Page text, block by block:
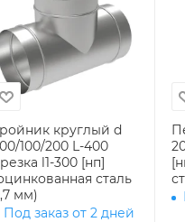
круглый d
100/200 L-400
l1-300 [нп]
сталь
мм)
Под заказ от 2 дней